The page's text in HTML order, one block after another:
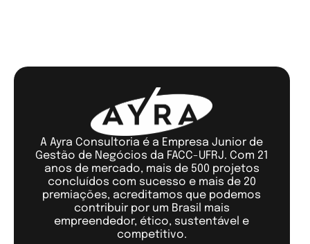
A Ayra Consultoria é a Empresa Junior de
Gestão de Negócios da FACC-UFRJ. Com 21
anos de mercado, mais de 500 projetos
concluídos com sucesso e mais de 20
premiações, acreditamos que podemos
contribuir por um Brasil mais
empreendedor, ético, sustentável e
competitivo.